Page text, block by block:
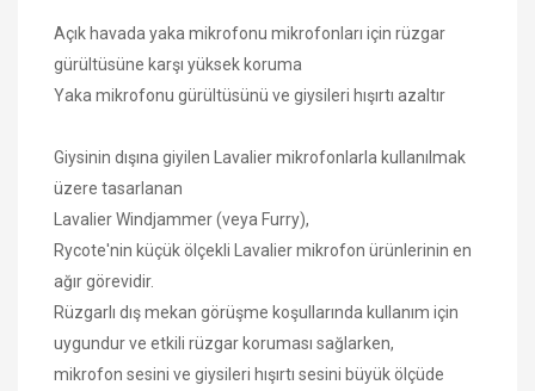
Açık havada yaka mikrofonu mikrofonları için rüzgar
gürültüsüne karşı yüksek koruma
Yaka mikrofonu gürültüsünü ve giysileri hışırtı azaltır
Giysinin dışına giyilen Lavalier mikrofonlarla kullanılmak
üzere tasarlanan
Lavalier Windjammer (veya Furry),
Rycote'nin küçük ölçekli Lavalier mikrofon ürünlerinin en
ağır görevidir.
Rüzgarlı dış mekan görüşme koşullarında kullanım için
uygundur ve etkili rüzgar koruması sağlarken,
mikrofon sesini ve giysileri hışırtı sesini büyük ölçüde